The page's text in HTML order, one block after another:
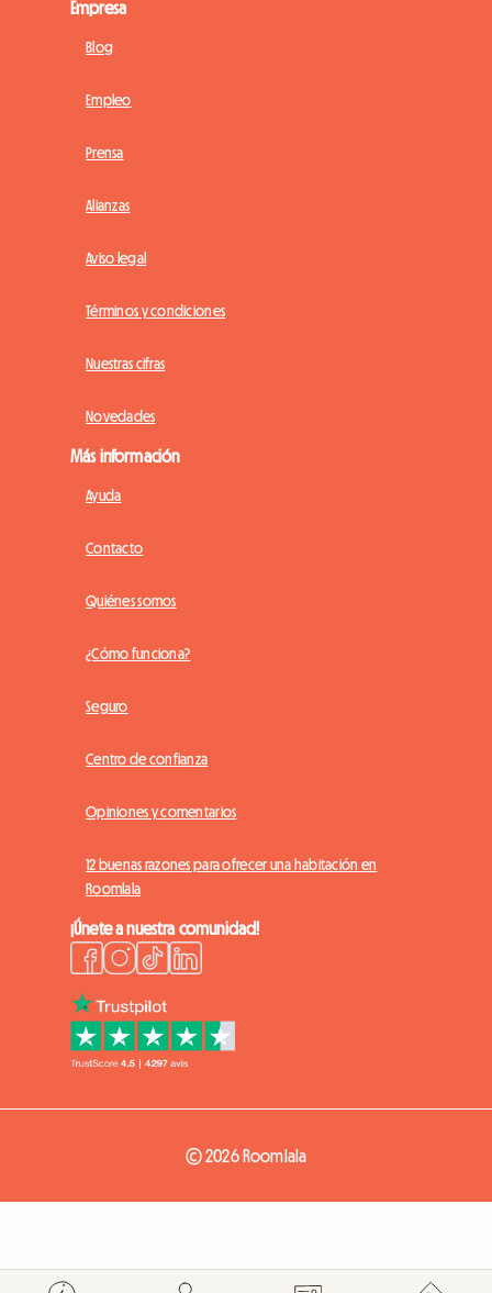
Empresa
Blog
Empleo
Prensa
Alianzas
Aviso legal
Términos y condiciones
Nuestras cifras
Novedades
Más información
Ayuda
Contacto
Quiénes somos
¿Cómo funciona?
Seguro
Centro de confianza
Opiniones y comentarios
12 buenas razones para ofrecer una habitación en
Roomlala
¡Únete a nuestra comunidad!
© 2026 Roomlala